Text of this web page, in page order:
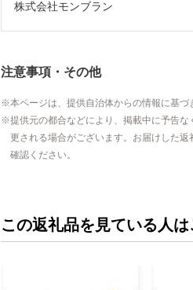
株式会社モンブラン
注意事項・その他
本ページは、提供自治体からの情報に基づ
提供元の都合などにより、掲載中に予告
更される場合がございます。お届けした
確認ください。
この返礼品を見ている人